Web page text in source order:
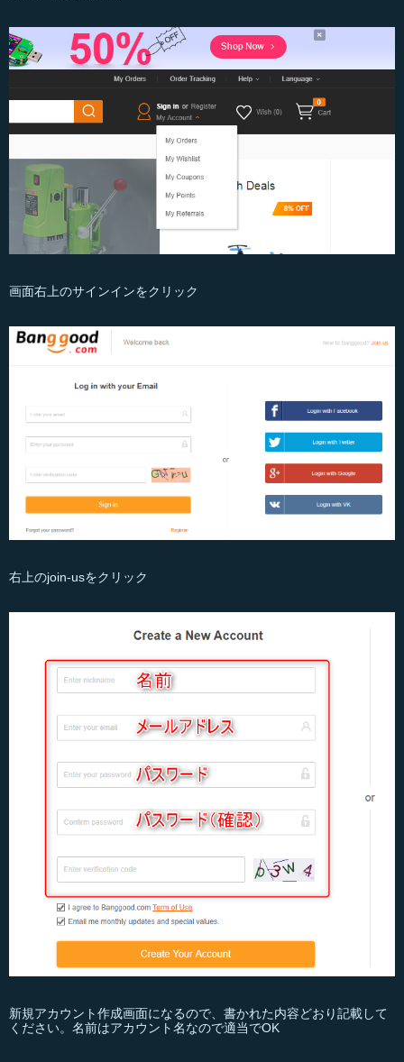
画面右上のサインインをクリック
右上のjoin-usをクリック
新規アカウント作成画面になるので、書かれた内容どおり記載して
ください。名前はアカウント名なので適当でOK